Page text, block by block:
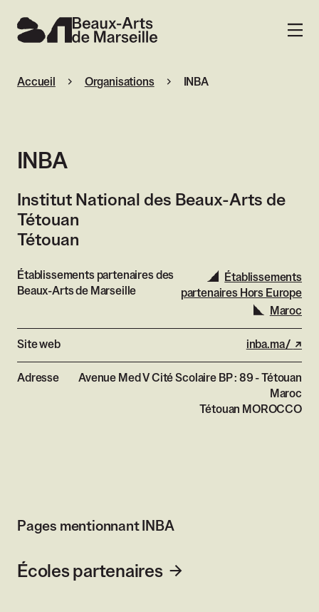
Beaux-Arts de Marseille
MENU
Accueil Organisations INBA
INBA
Institut National des Beaux-Arts de
Tétouan
Tétouan
Établissements partenaires des
Beaux-Arts de Marseille
Établissements
partenaires Hors Europe
Maroc
Site web inba.ma/ -
Adresse
Avenue Med V Cité Scolaire BP : 89 - Tétouan
Maroc
Tétouan MOROCCO
Pages mentionnant INBA
Écoles partenaires